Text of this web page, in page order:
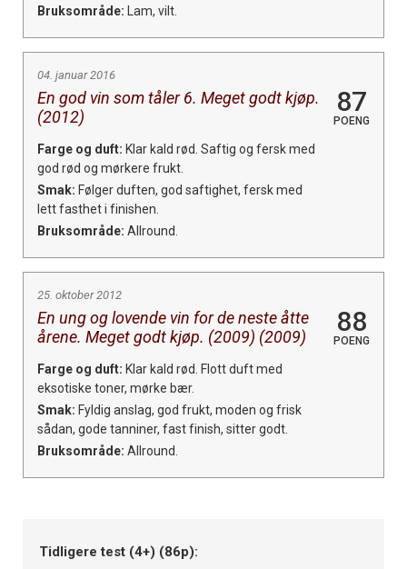
Bruksområde: Lam, vilt.
04. januar 2016
En god vin som tåler 6. Meget godt kjøp.
(2012)
87
POENG
Farge og duft: Klar kald rød. Saftig og fersk med
god rød og mørkere frukt.
Smak: Følger duften, god saftighet, fersk med
lett fasthet i finishen.
Bruksområde: Allround.
25. oktober 2012
En ung og lovende vin for de neste åtte
årene. Meget godt kjøp. (2009) (2009)
88
POENG
Farge og duft: Klar kald rød. Flott duft med
eksotiske toner, mørke bær.
Smak: Fyldig anslag, god frukt, moden og frisk
sådan, gode tanniner, fast finish, sitter godt.
Bruksområde: Allround.
Tidligere test (4+) (86p):